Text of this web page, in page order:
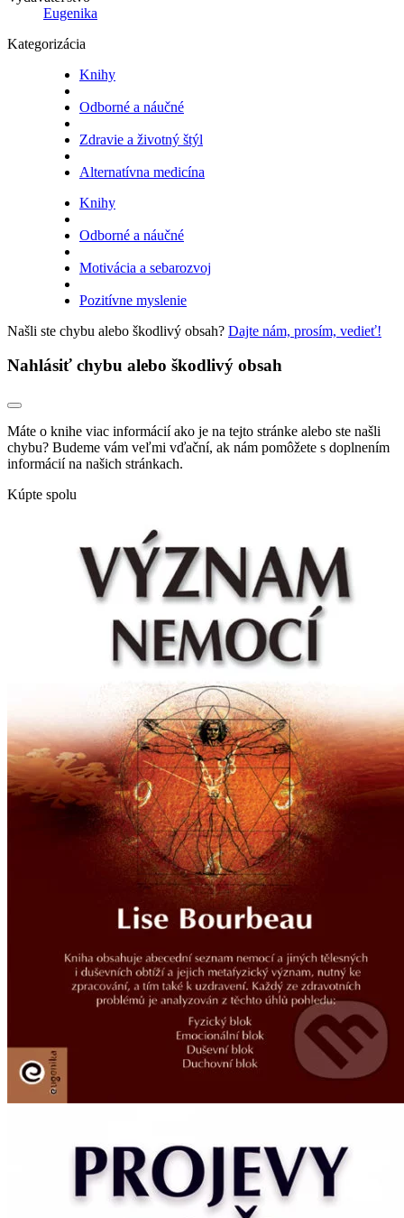
Eugenika
Kategorizácia
Knihy
Odborné a náučné
Zdravie a životný štýl
Alternatívna medicína
Knihy
Odborné a náučné
Motivácia a sebarozvoj
Pozitívne myslenie
Našli ste chybu alebo škodlivý obsah? Dajte nám, prosím, vedieť!
Nahlásiť chybu alebo škodlivý obsah
Máte o knihe viac informácií ako je na tejto stránke alebo ste našli
chybu? Budeme vám veľmi vďační, ak nám pomôžete s doplnením
informácií na našich stránkach.
Kúpte spolu